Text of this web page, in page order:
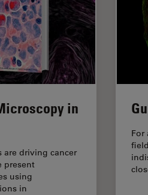
in
are driving cancer
present
using
in
For